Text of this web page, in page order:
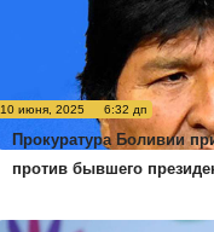
10 июня, 2025 6:32 дп
Прокуратура Боливии
против бывшего